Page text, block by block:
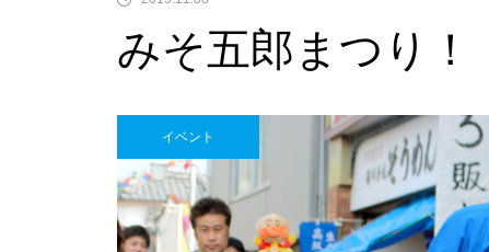
れたくなる「REO」
【NEW OPEN】南島原の小さな
焙煎所が届ける、理想の一杯。
「雲仙麓珈琲焙煎研究所」
WE LOVE PET♡柴三郎・櫻子・
ひまわり迷路2024@吾妻（山田原
みそ五郎まつり！
イベント